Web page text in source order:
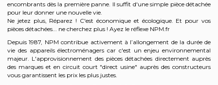
encombrants dès la première panne. Il suffit d'une simple pièce détachée
pour leur donner une nouvelle vie.
Ne jetez plus, Réparez ! C'est économique et écologique. Et pour vos
pièces détachées... ne cherchez plus ! Ayez le réflexe NPM.fr
Depuis 1987, NPM contribue activement à l’allongement de la durée de
vie des appareils électroménagers car c'est un enjeu environnemental
majeur. L'approvisionnement des pièces détachées directement auprès
des marques et en circuit court "direct usine" auprès des constructeurs
vous garantissent les prix les plus justes.